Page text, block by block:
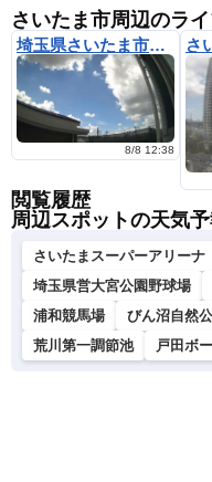
さいたま市周辺のラ
埼玉県さいたま市大宮区桜木町
8/8 12:38
さ
閲覧履歴
周辺スポットの天気
さいたまスーパーアリーナ
埼玉県営大宮公園野球場
浦和競馬場
びん沼自然
荒川第一調節池
戸田ボ